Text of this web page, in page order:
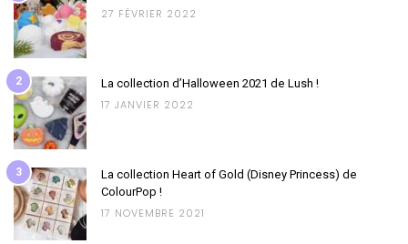
27 FÉVRIER 2022
2 La collection d’Halloween 2021 de Lush !
17 JANVIER 2022
3
La collection Heart of Gold (Disney Princess) de
ColourPop !
17 NOVEMBRE 2021